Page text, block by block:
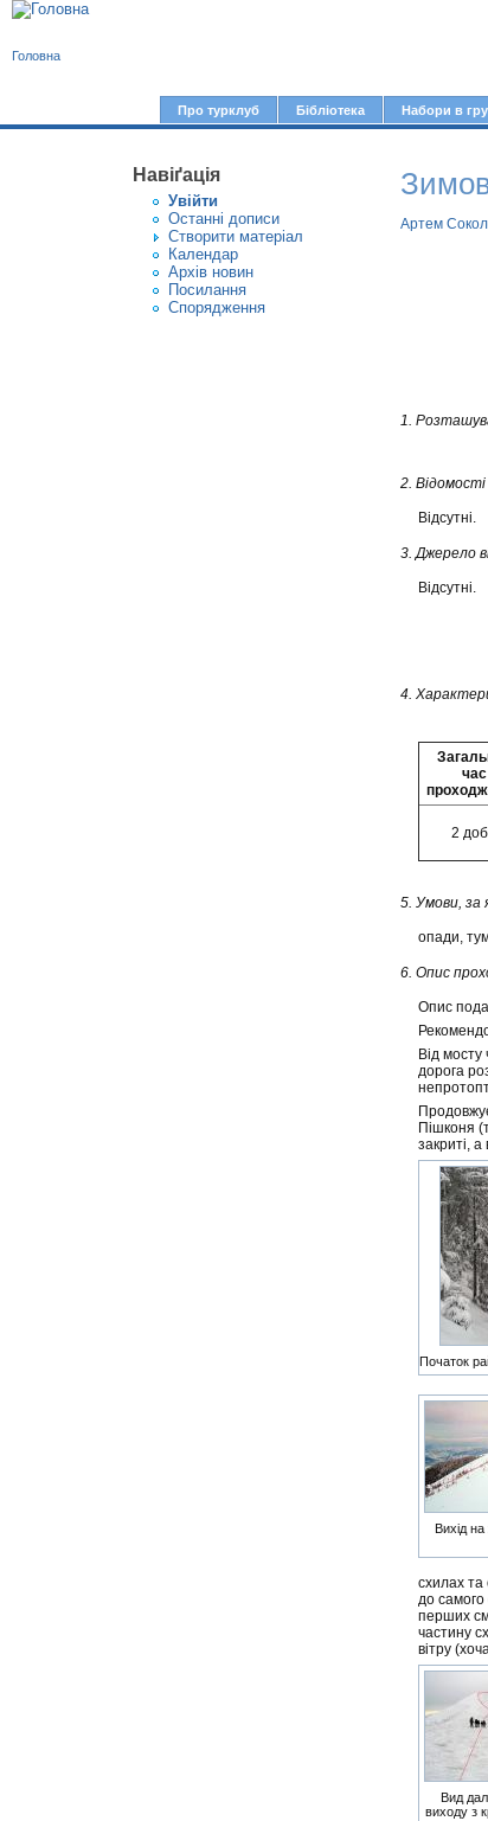
л
о
в
н
Про турклуб Бібліотека Набори в
Головна
Навіґація
Увiйти
Останні дописи
Створити матерiал
Календар
Архів новин
Посилання
Спорядження
Артем
1.
2.
Відсутні.
3. Джерело
Відсутні.
4.
час
2
5. Умови, за
опади,
6. Опис
Опис
Від
дорога
Пішконя
закриті,
Початок
Вихід
схилах та
до самого
перших
частину
вітру
Вид
виходу з